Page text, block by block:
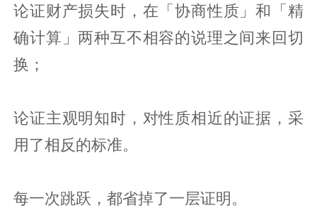
论证财产损失时，在「协商性质」和「精
确计算」两种互不相容的说理之间来回切
换；
论证主观明知时，对性质相近的证据，采
用了相反的标准。
每一次跳跃，都省掉了一层证明。